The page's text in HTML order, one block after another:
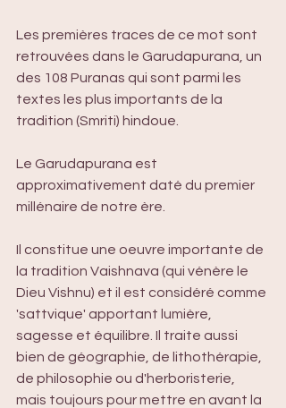
Les premières traces de ce mot sont
retrouvées dans le Garudapurana, un
des 108 Puranas qui sont parmi les
textes les plus importants de la
tradition (Smriti) hindoue.
Le Garudapurana est
approximativement daté du premier
millénaire de notre ère.
Il constitue une oeuvre importante de
la tradition Vaishnava (qui vénère le
Dieu Vishnu) et il est considéré comme
'sattvique' apportant lumière,
sagesse et équilibre. Il traite aussi
bien de géographie, de lithothérapie,
de philosophie ou d'herboristerie,
mais toujours pour mettre en avant la